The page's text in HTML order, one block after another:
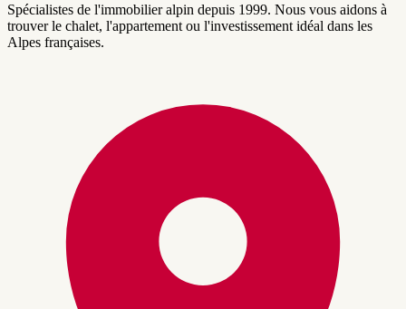
Spécialistes de l'immobilier alpin depuis 1999. Nous vous aidons à
trouver le chalet, l'appartement ou l'investissement idéal dans les
Alpes françaises.